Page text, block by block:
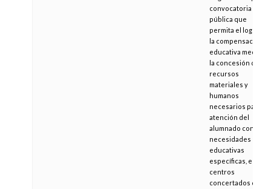
convocatoria
pública que
permita el logro de
la compensación
educativa
la concesión de los
recursos
materiales y
humanos
necesarios para la
atención del
alumnado con
necesidades
educativas
específicas, en los
centros
concertados de la